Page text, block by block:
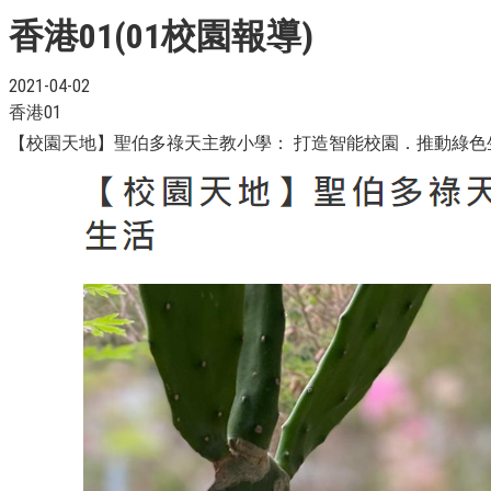
香港01(01校園報導)
2021-04-02
香港01
【校園天地】聖伯多祿天主教小學： 打造智能校園．推動綠